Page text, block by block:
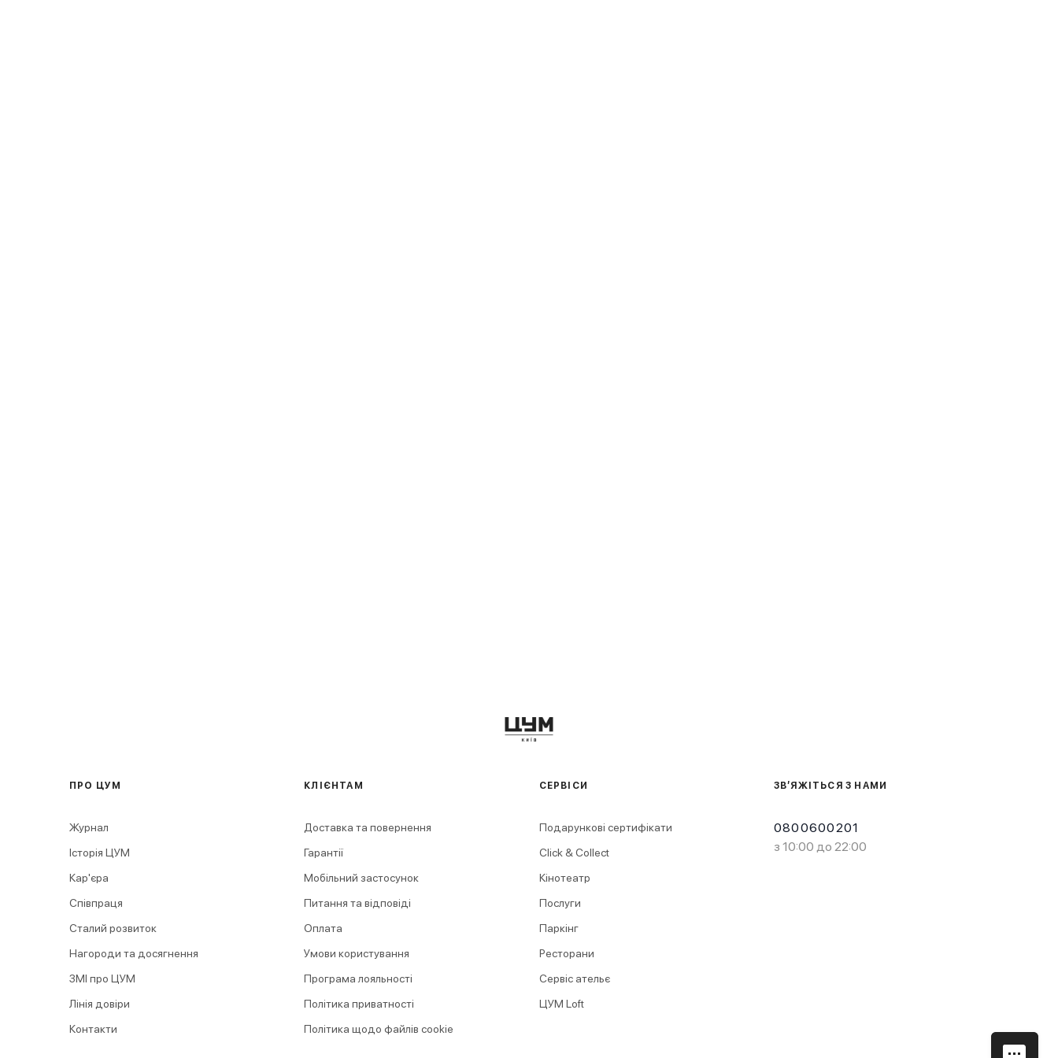
ЗВ’ЯЖІТЬСЯ З НАМИ
0800600201
з 10:00 до 22:00
ПРО ЦУМ
Журнал
Історія ЦУМ
Кар'єра
Співпраця
Сталий розвиток
Нагороди та досягнення
ЗМІ про ЦУМ
Лінія довіри
Контакти
КЛІЄНТАМ
Доставка та повернення
Гарантії
Мобільний застосунок
Питання та відповіді
Оплата
Умови користування
Програма лояльності
Політика приватності
Політика щодо файлів cookie
СЕРВІСИ
Подарункові сертифікати
Click & Collect
Кінотеатр
Послуги
Паркінг
Ресторани
Сервіс ательє
ЦУМ Loft